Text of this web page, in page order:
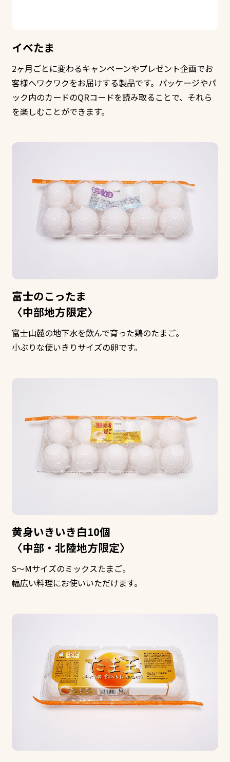
イベたま
2ヶ月ごとに変わるキャンペーンやプレゼント企画でお
客様へワクワクをお届けする製品です。パッケージやパ
ック内のカードのQRコードを読み取ることで、それら
を楽しむことができます。
富士のこったま
〈中部地方限定〉
富士山麓の地下水を飲んで育った鶏のたまご。
小ぶりな使いきりサイズの卵です。
黄身いきいき白10個
〈中部・北陸地方限定〉
S～Mサイズのミックスたまご。
幅広い料理にお使いいただけます。